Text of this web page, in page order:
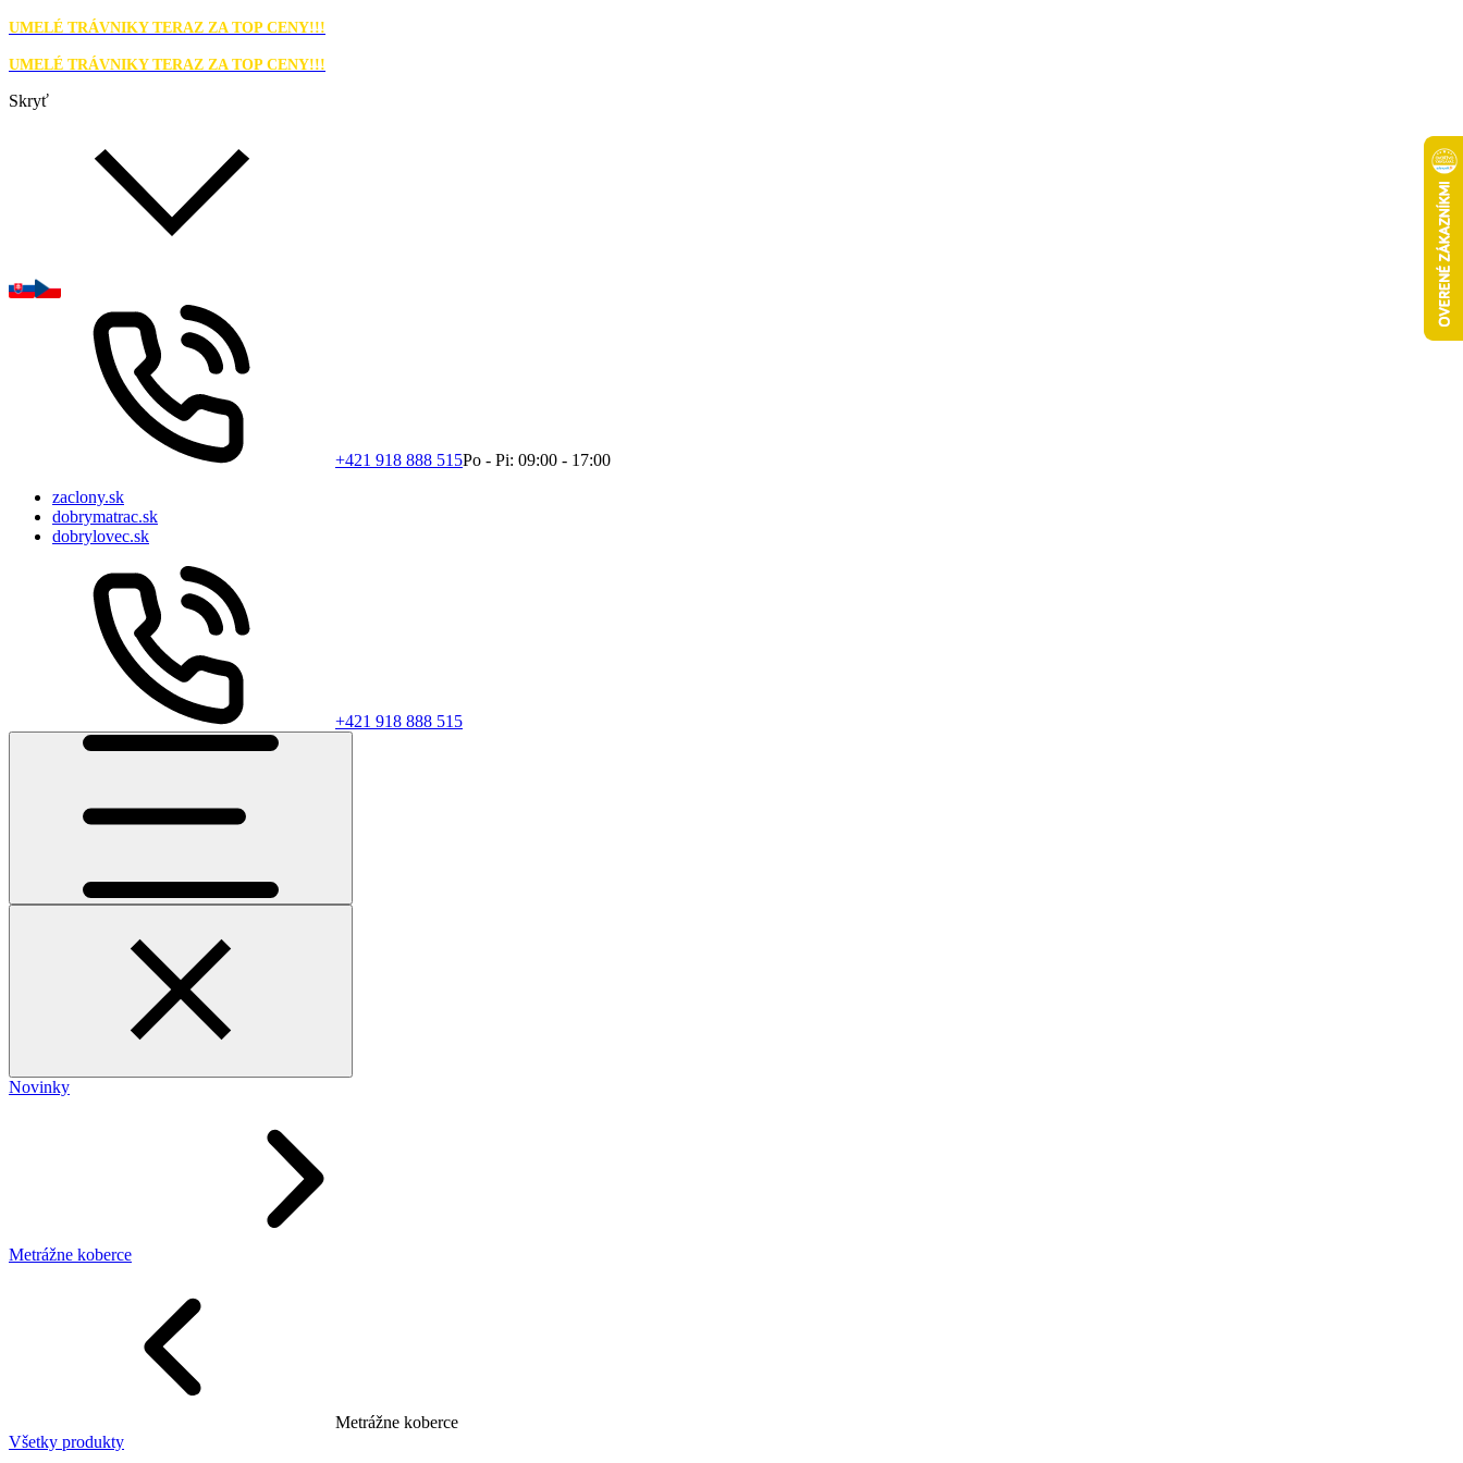
UMELÉ TRÁVNIKY TERAZ ZA TOP CENY!!!
UMELÉ TRÁVNIKY TERAZ ZA TOP CENY!!!
Skryť
+421 918 888 515Po - Pi: 09:00 - 17:00
zaclony.sk
dobrymatrac.sk
dobrylovec.sk
+421 918 888 515
Novinky
Metrážne koberce
Metrážne koberce
Všetky produkty